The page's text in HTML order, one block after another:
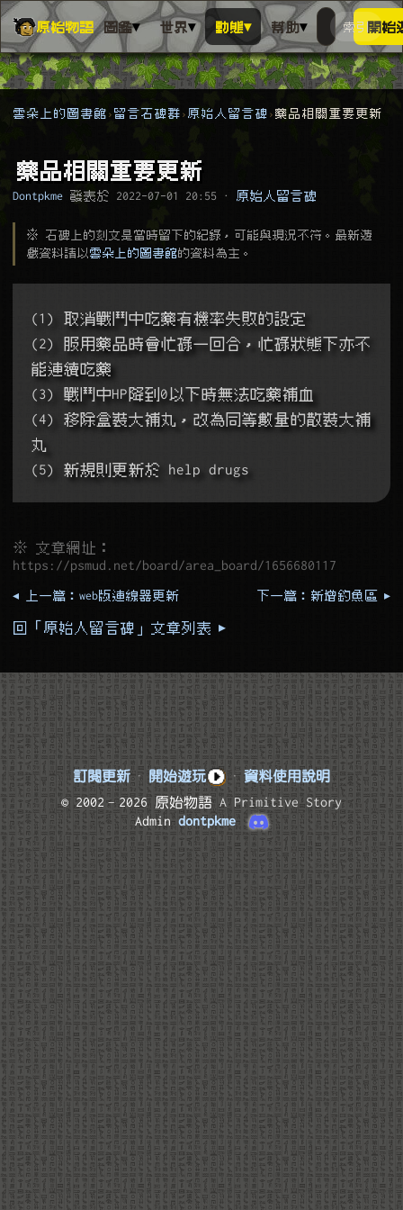
原始物語 圖鑑▾ 世界▾ 動態▾ 幫助▾
搜尋萬物
搜人物、
索引開始
雲朵上的圖書館 留言石碑群 原始人留言碑 藥品相關重要更新
藥品相關重要更新
Dontpkme 發表於 2022-07-01 20:55 · 原始人留言碑
※ 石碑上的刻文是當時留下的紀錄，可能與現況不符。最新遊
戲資料請以 雲朵上的圖書館的資料為主。
(1) 取消戰鬥中吃藥有機率失敗的設定
(2) 服用藥品時會忙碌一回合，忙碌狀態下亦不
能連續吃藥
(3) 戰鬥中HP降到0以下時無法吃藥補血
(4) 移除盒裝大補丸，改為同等數量的散裝大補
丸
(5) 新規則更新於 help drugs
※ 文章網址：
https://psmud.net/board/area_board/1656680117
◂ 上一篇：web版連線器更新 下一篇：新增釣魚區 ▸
回「原始人留言碑」文章列表 ▸
訂閱更新 · 開始遊玩 · 資料使用說明
© 2002–2026 原始物語A Primitive Story
Admindontpkme